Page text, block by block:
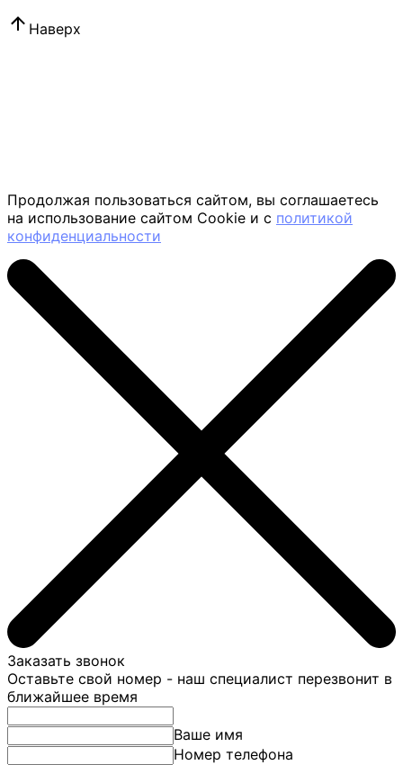
Наверх
Продолжая пользоваться сайтом, вы соглашаетесь
на использование сайтом Cookie и с политикой
конфиденциальности
Заказать звонок
Оставьте свой номер - наш специалист перезвонит в
ближайшее время
Ваше имя
Номер телефона